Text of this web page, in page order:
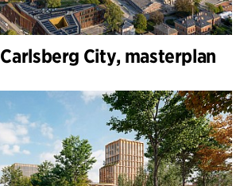
Carlsberg City, masterplan